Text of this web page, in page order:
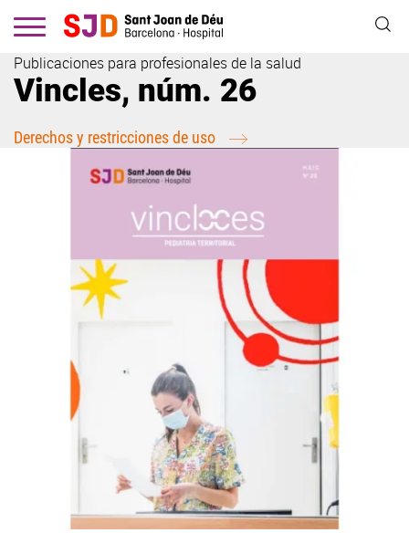
principal
Publicaciones para profesionales de la salud
Vincles, núm. 26
Derechos y restricciones de uso